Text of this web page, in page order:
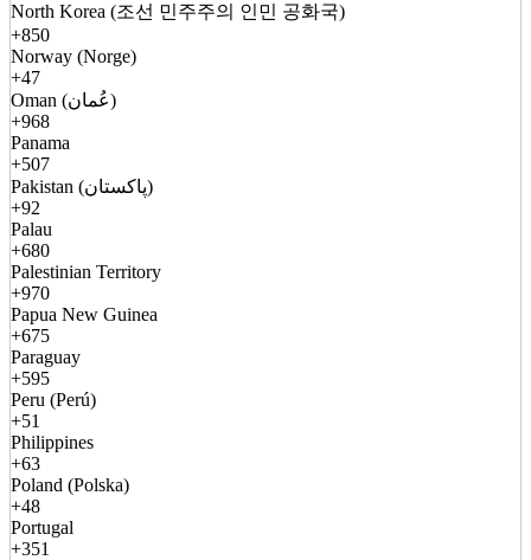
North Korea (조선 민주주의 인민 공화국)
+850
Norway (Norge)
+47
Oman (عُمان)
+968
Panama
+507
Pakistan (پاکستان)
+92
Palau
+680
Palestinian Territory
+970
Papua New Guinea
+675
Paraguay
+595
Peru (Perú)
+51
Philippines
+63
Poland (Polska)
+48
Portugal
+351